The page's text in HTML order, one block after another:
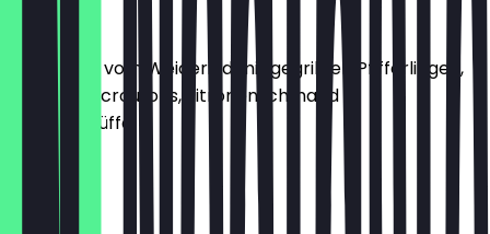
Carpaccio
Carpaccio vom Weiderind mit gegrillten Pfifferlingen,
Sylter Brotcroutons, Zitronenschmand &
Sommertrüffel
14,00 €
Burrata